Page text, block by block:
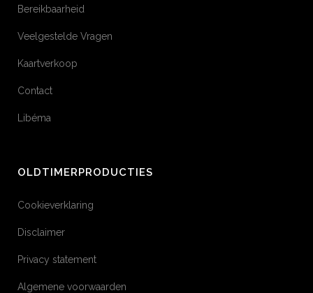
Bereikbaarheid
Veelgestelde Vragen
Kaartverkoop
Contact
Libéma
OLDTIMERPRODUCTIES
Cookieverklaring
Disclaimer
Privacy statement
Algemene voorwaarden